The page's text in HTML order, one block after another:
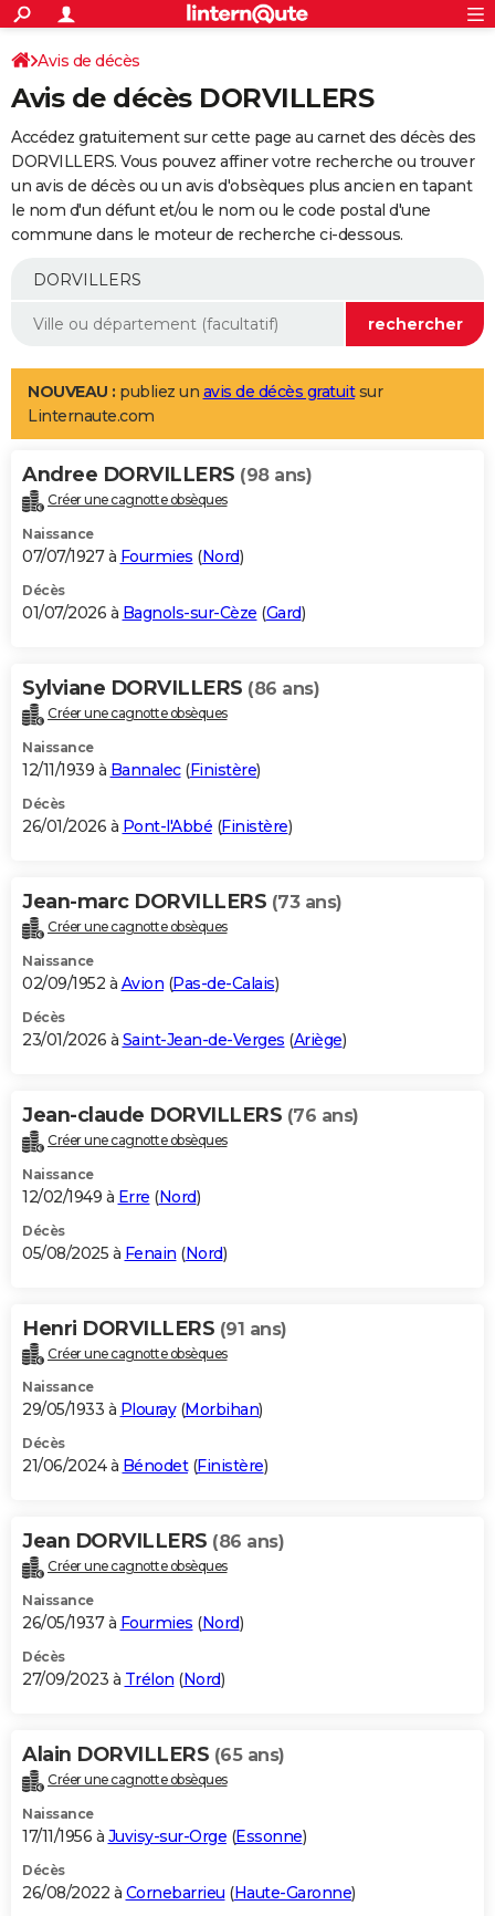
ACTUALITÉS
Politique
Société
Faits Divers
Education
Monde
Villes
+
SPORT
Coupe du monde 2026
Football
Tennis
Cyclisme
Rugby
Forum
Programme TV
TNT
Streaming
Cinéma
Sorties cinéma
Musique
+
FINANCE
Impôts
Immobilier
Risques naturels par ville
Banque
Assurance
Crédit
AUTO
Essais
Réserver un essai
Citadines
Berlines
SUV
Forum auto
+
Mobiles
Meilleur smartphone
Internet
Ordinateurs
Jeux vidéo
Guide high-tech
Aménagement intérieur
LIFESTYLE
Art de vivre
Bien-être
Loisirs
Mode
Modes de vie
Alimentation
Guide de la santé
Maladies
Médicaments
Sommeil
VOYAGE
Destinations
City break
Voyage nature
Voyage de noces
Forum
Climat
+PHOTO
GUIDES D'ACHAT
BONS PLANS
Carte de Noël
Carte Bonne année
Carte Saint-Valentin
Carte Pâques
Carte d'anniversaire
DICTIONNAIRE
Dictionnaire
Biographies
Citations
Expressions
Proverbes
PROGRAMME TV
S'inscrire
Se connecter
Lycées
Collèges
Primaires
Universités
Entreprises
Service militaire
Avis de recherche
AVIS DE DÉCÈS
Bricolage
Lifestyle
Culture
Sport
Auto
Television
Voyage
Cinema
Avis de décès
Avis de décès DORVILLERS
Accédez gratuitement sur cette page au carnet des décès des
DORVILLERS. Vous pouvez affiner votre recherche ou trouver
un avis de décès ou un avis d'obsèques plus ancien en tapant
le nom d'un défunt et/ou le nom ou le code postal d'une
commune dans le moteur de recherche ci-dessous.
NOUVEAU : publiez un avis de décès gratuitsur
Linternaute.com
Andree DORVILLERS (98 ans)
Créer une cagnotte obsèques
Naissance
07/07/1927 à Fourmies (Nord)
Décès
01/07/2026 à Bagnols-sur-Cèze (Gard)
Sylviane DORVILLERS (86 ans)
Créer une cagnotte obsèques
Naissance
12/11/1939 à Bannalec(Finistère)
Décès
26/01/2026 à Pont-l'Abbé (Finistère)
Jean-marc DORVILLERS (73 ans)
Créer une cagnotte obsèques
Naissance
02/09/1952 à Avion (Pas-de-Calais)
Décès
23/01/2026 à Saint-Jean-de-Verges (Ariège)
Jean-claude DORVILLERS (76 ans)
Créer une cagnotte obsèques
Naissance
12/02/1949 à Erre (Nord)
Décès
05/08/2025 à Fenain (Nord)
Henri DORVILLERS (91 ans)
Créer une cagnotte obsèques
Naissance
29/05/1933 à Plouray(Morbihan)
Décès
21/06/2024 à Bénodet(Finistère)
Jean DORVILLERS (86 ans)
Créer une cagnotte obsèques
Naissance
26/05/1937 à Fourmies (Nord)
Décès
27/09/2023 à Trélon (Nord)
Alain DORVILLERS (65 ans)
Créer une cagnotte obsèques
Naissance
17/11/1956 à Juvisy-sur-Orge (Essonne)
Décès
26/08/2022 à Cornebarrieu (Haute-Garonne)